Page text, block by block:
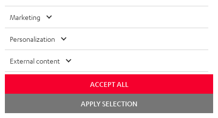
Rear-Lautsprecher
Wireless-Surround-System
Marketing
Personalization
External content
ACCEPT ALL
APPLY SELECTION